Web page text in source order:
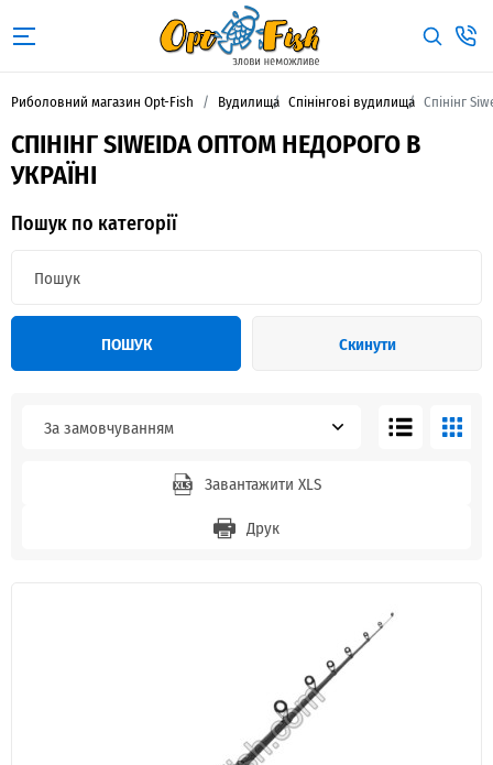
Риболовний магазин Opt-Fish Вудилища Спінінгові вудилища Спінінг
СПІНІНГ SIWEIDA ОПТОМ НЕДОРОГО В
УКРАЇНІ
Пошук по категорії
ПОШУК Скинути
За замовчуванням
Завантажити XLS
Друк